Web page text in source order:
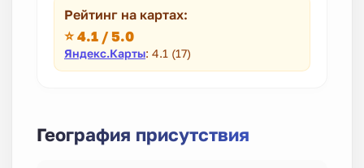
Рейтинг на картах:
⭐ 4.1 / 5.0
Яндекс.Карты: 4.1 (17)
География присутствия